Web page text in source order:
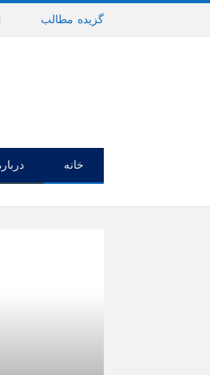
گزیده مطالب
خانه